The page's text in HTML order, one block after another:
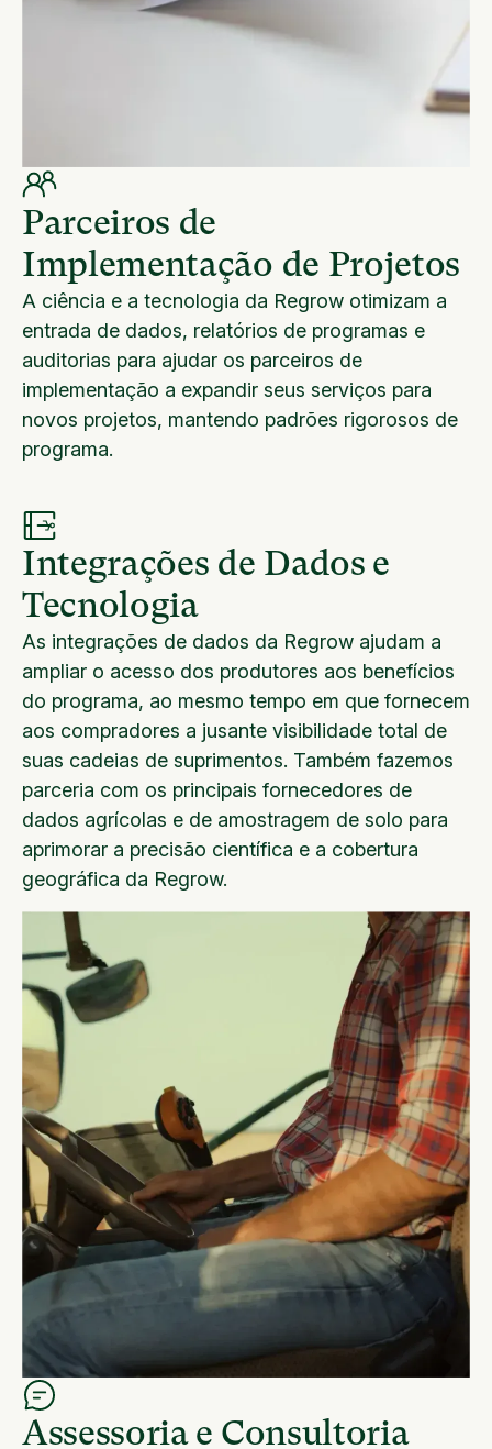
Parceiros de
Implementação de Projetos
A ciência e a tecnologia da Regrow otimizam a
entrada de dados, relatórios de programas e
auditorias para ajudar os parceiros de
implementação a expandir seus serviços para
novos projetos, mantendo padrões rigorosos de
programa.
Integrações de Dados e
Tecnologia
As integrações de dados da Regrow ajudam a
ampliar o acesso dos produtores aos benefícios
do programa, ao mesmo tempo em que fornecem
aos compradores a jusante visibilidade total de
suas cadeias de suprimentos. Também fazemos
parceria com os principais fornecedores de
dados agrícolas e de amostragem de solo para
aprimorar a precisão científica e a cobertura
geográfica da Regrow.
Assessoria e Consultoria